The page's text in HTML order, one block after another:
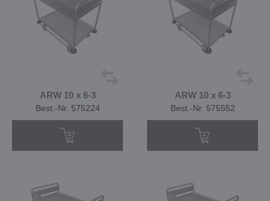
ARW 10 x 6-3
Best.-Nr. 575224
ARW 10 x 6-3
Best.-Nr. 575552